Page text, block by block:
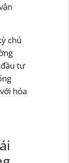
chủ
tư
hóa